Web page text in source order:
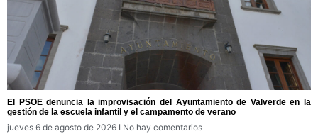
El PSOE denuncia la improvisación del Ayuntamiento de Valverde en la
gestión de la escuela infantil y el campamento de verano
jueves 6 de agosto de 2026
No hay comentarios